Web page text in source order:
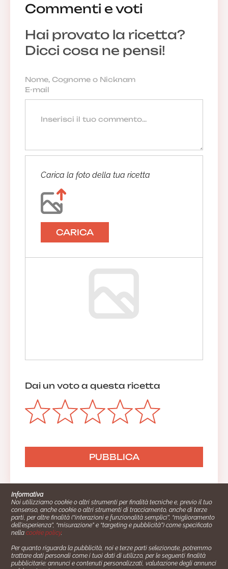
Commenti e voti
Hai provato la ricetta?
Dicci cosa ne pensi!
Carica la foto della tua ricetta
CARICA
Dai un voto a questa ricetta
Cucinare.it è un marchio commerciale di Impiego24.it s.r.l.
Informativa
Noi utilizziamo cookie o altri strumenti per finalità tecniche e, previo il tuo
consenso, anche cookie o altri strumenti di tracciamento, anche di terze
parti, per altre finalità (“interazioni e funzionalità semplici”, “miglioramento
dell'esperienza”, “misurazione” e “targeting e pubblicità”) come specificato
nellacookie policy.
Per quanto riguarda la pubblicità, noi e terze parti selezionate, potremmo
trattare dati personali come i tuoi dati di utilizzo, per le seguenti finalità
pubblicitarie: annunci e contenuti personalizzati, valutazione degli annunci